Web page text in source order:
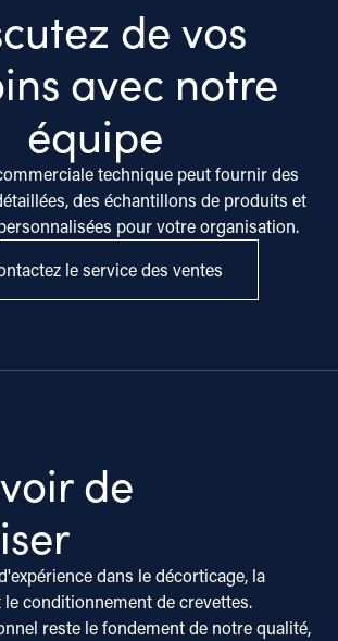
de vos
avec notre
équipe
technique peut fournir des
des échantillons de produits et
pour votre organisation.
le service des ventes
de
dans le décorticage, la
conditionnement de crevettes.
reste le fondement de notre qualité,